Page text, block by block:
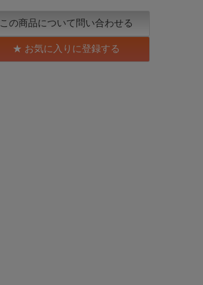
この商品について問い合わせる
お気に入りに登録する